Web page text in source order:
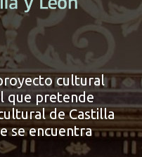
cultural
que pretende
de Castilla
se encuentra